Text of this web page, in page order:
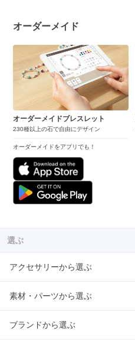
オーダーメイド
オーダーメイドブレスレット
230種以上の石で自由にデザイン
オーダーメイドをアプリでも！
選ぶ
アクセサリーから選ぶ
素材・パーツから選ぶ
ブランドから選ぶ